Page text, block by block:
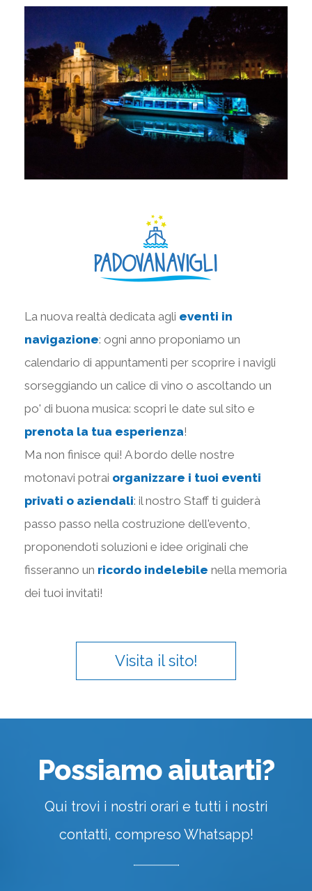
La nuova realtà dedicata agli eventi in
navigazione: ogni anno proponiamo un
calendario di appuntamenti per scoprire i navigli
sorseggiando un calice di vino o ascoltando un
po' di buona musica: scopri le date sul sito e
prenota la tua esperienza!
Ma non finisce qui! A bordo delle nostre
motonavi potrai organizzare i tuoi eventi
privati o aziendali: il nostro Staff ti guiderà
passo passo nella costruzione dell'evento,
proponendoti soluzioni e idee originali che
fisseranno un ricordo indelebile nella memoria
dei tuoi invitati!
Visita il sito!
Possiamo aiutarti?
Qui trovi i nostri orari e tutti i nostri
contatti, compreso Whatsapp!